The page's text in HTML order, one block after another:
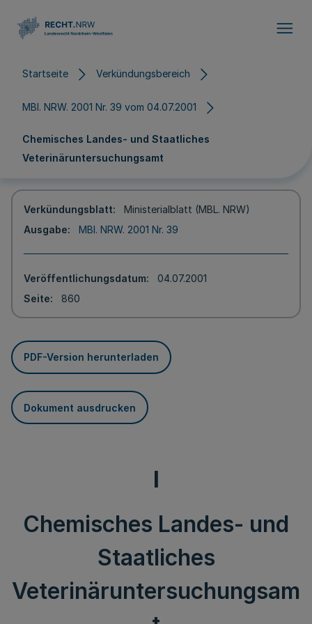
Startseite Verkündungsbereich
MBl. NRW. 2001 Nr. 39 vom 04.07.2001
Chemisches Landes- und Staatliches
Veterinäruntersuchungsamt
Verkündungsblatt
Ministerialblatt (MBL. NRW)
Ausgabe
MBl. NRW. 2001 Nr. 39
Veröffentlichungsdatum
04.07.2001
Seite
860
PDF-Version herunterladen
Dokument ausdrucken
I
Chemisches Landes- und
Staatliches
Veterinäruntersuchungsam